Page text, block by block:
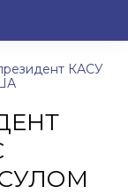
КАСУ